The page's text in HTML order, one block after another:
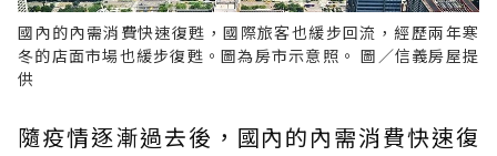
國內的內需消費快速復甦，國際旅客也緩步回流，經歷兩年寒
冬的店面市場也緩步復甦。圖為房市示意照。 圖／信義房屋提
供
隨疫情逐漸過去後，國內的內需消費快速復